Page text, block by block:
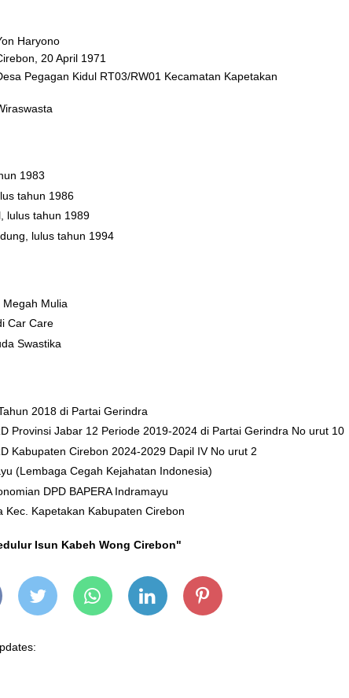
20 April 1971
Pegagan Kidul RT03/RW01 Kecamatan Kapetakan
1983
tahun 1986
lulus tahun 1989
lulus tahun 1994
Mulia
Car Care
Swastika
2018 di Partai Gerindra
Provinsi Jabar 12 Periode 2019-2024 di Partai Gerindra No urut 10
Kabupaten Cirebon 2024-2029 Dapil IV No urut 2
(Lembaga Cegah Kejahatan Indonesia)
DPD BAPERA Indramayu
Kec. Kapetakan Kabupaten Cirebon
Isun Kabeh Wong Cirebon"